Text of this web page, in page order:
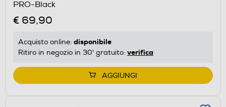
PRO-Black
€ 69,90
Acquisto online: disponibile
Ritiro in negozio in 30' gratuito: verifica
AGGIUNGI